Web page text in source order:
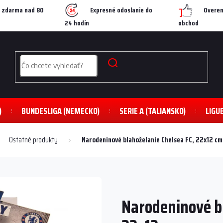
nad 80
Expresné odoslanie do
24 hodín
obchod
BUNDESLIGA (NEMECKO) SERIE A (TALIANSKO)
Ostatné produkty Narodeninové blahoželanie Chelsea FC, 22x12 cm
Narodeninové